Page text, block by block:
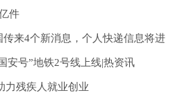
件
来4个新消息，个人快递信息将进
安号”地铁2号线上线|热资讯
力残疾人就业创业